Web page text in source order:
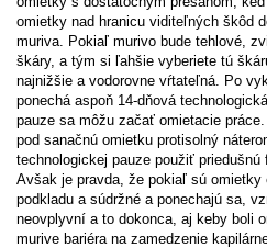
omietky nad hranicu viditeľných škôd
muriva. Pokiaľ murivo bude tehlové,
škáry, a tým si ľahšie vyberiete tú
najnižšie a vodorovne vŕtateľná. Po
ponechá aspoň 14-dňová
pauze sa môžu začať omietacie
pod sanačnú omietku protisolný
technologickej pauze použiť
Avšak je pravda, že pokiaľ sú omietky
podkladu a súdržné a ponechajú sa,
neovplyvní a to dokonca, aj keby boli
murive bariéra na zamedzenie